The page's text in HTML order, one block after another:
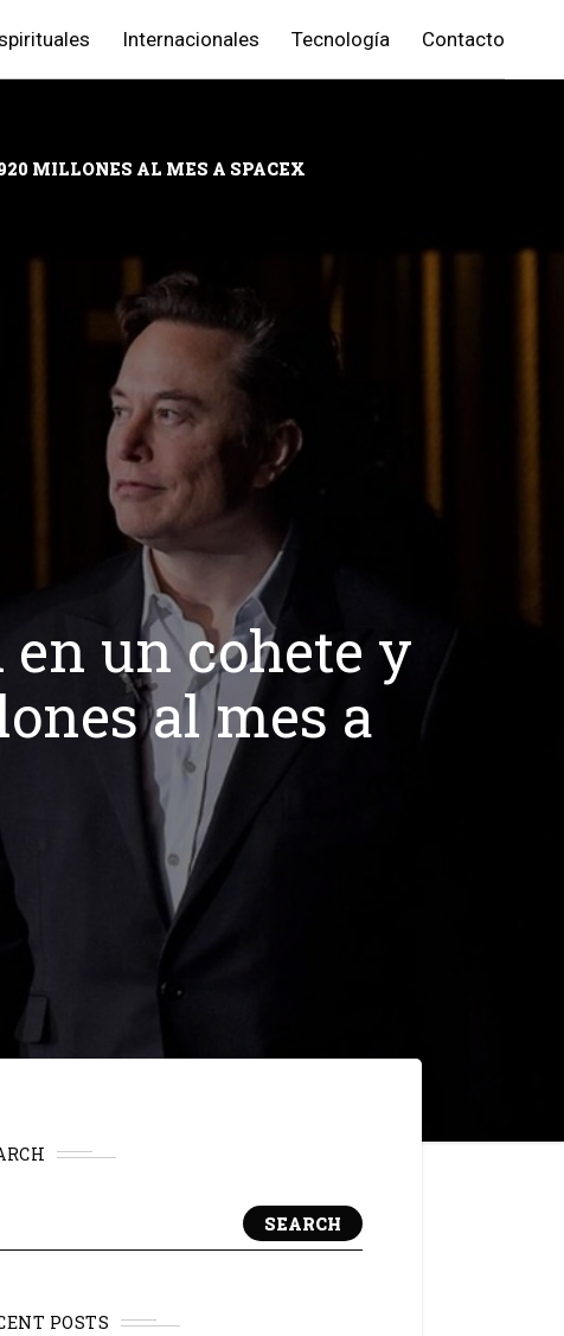
Internacionales Tecnología Contacto
MILLONES AL MES A SPACEX
un cohete y
al mes a
SEARCH
POSTS